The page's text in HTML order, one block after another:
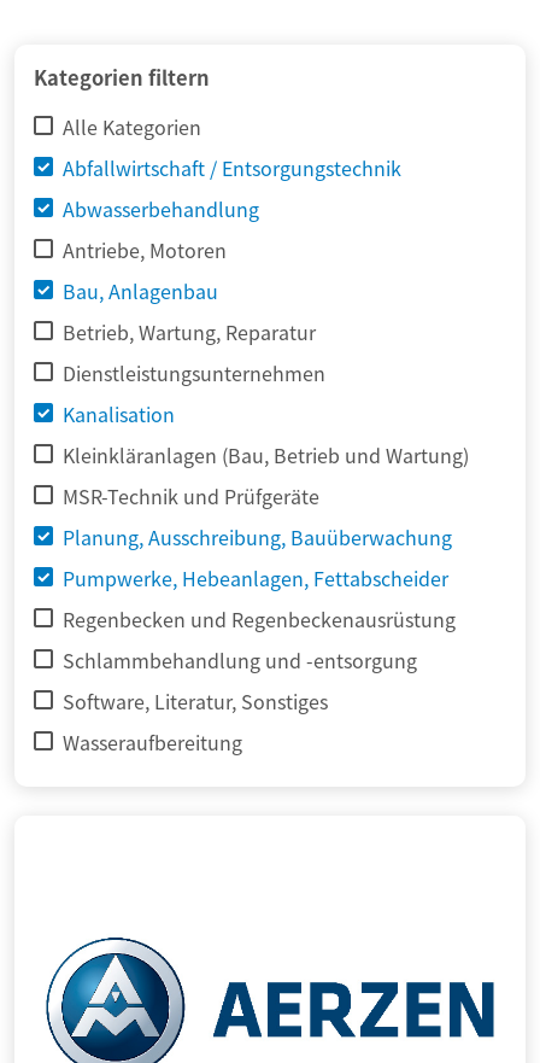
Kategorien filtern
Alle Kategorien
Abfallwirtschaft / Entsorgungstechnik
Abwasserbehandlung
Antriebe, Motoren
Bau, Anlagenbau
Betrieb, Wartung, Reparatur
Dienstleistungsunternehmen
Kanalisation
Kleinkläranlagen (Bau, Betrieb und Wartung)
MSR-Technik und Prüfgeräte
Planung, Ausschreibung, Bauüberwachung
Pumpwerke, Hebeanlagen, Fettabscheider
Regenbecken und Regenbeckenausrüstung
Schlammbehandlung und -entsorgung
Software, Literatur, Sonstiges
Wasseraufbereitung